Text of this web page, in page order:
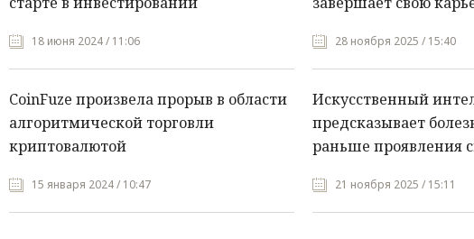
18 июня 2024 / 11:06
CoinFuze произвела прорыв в области
алгоритмической торговли
криптовалютой
15 января 2024 / 10:47
28 ноября 2025 / 15:40
Искусственный
предсказывает
раньше проявления
21 ноября 2025 / 15:11